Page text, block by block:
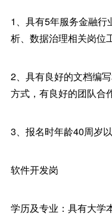
1、具有5年服务金融行
析、数据治理相关岗位
2、具有良好的文档编
方式，有良好的团队合
3、报名时年龄40周岁以
软件开发岗
学历及专业：具有大学